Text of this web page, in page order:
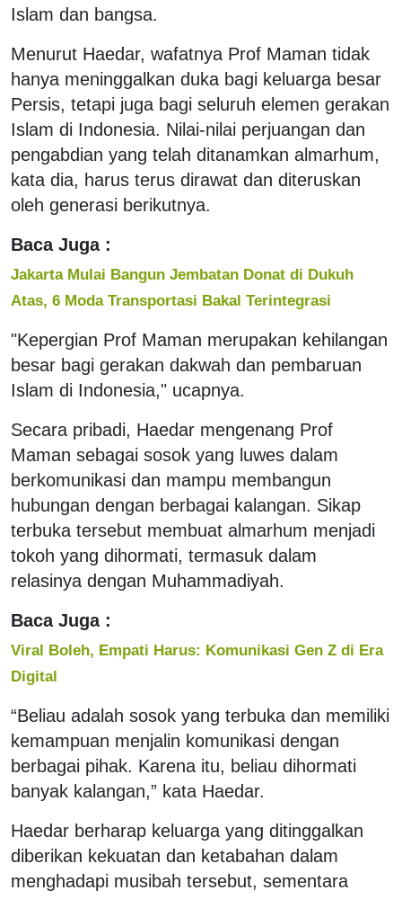
Islam dan bangsa.
Menurut Haedar, wafatnya Prof Maman tidak
hanya meninggalkan duka bagi keluarga besar
Persis, tetapi juga bagi seluruh elemen gerakan
Islam di Indonesia. Nilai-nilai perjuangan dan
pengabdian yang telah ditanamkan almarhum,
kata dia, harus terus dirawat dan diteruskan
oleh generasi berikutnya.
Baca Juga :
Jakarta Mulai Bangun Jembatan Donat di Dukuh
Atas, 6 Moda Transportasi Bakal Terintegrasi
"Kepergian Prof Maman merupakan kehilangan
besar bagi gerakan dakwah dan pembaruan
Islam di Indonesia," ucapnya.
Secara pribadi, Haedar mengenang Prof
Maman sebagai sosok yang luwes dalam
berkomunikasi dan mampu membangun
hubungan dengan berbagai kalangan. Sikap
terbuka tersebut membuat almarhum menjadi
tokoh yang dihormati, termasuk dalam
relasinya dengan Muhammadiyah.
Baca Juga :
Viral Boleh, Empati Harus: Komunikasi Gen Z di Era
Digital
“Beliau adalah sosok yang terbuka dan memiliki
kemampuan menjalin komunikasi dengan
berbagai pihak. Karena itu, beliau dihormati
banyak kalangan,” kata Haedar.
Haedar berharap keluarga yang ditinggalkan
diberikan kekuatan dan ketabahan dalam
menghadapi musibah tersebut, sementara